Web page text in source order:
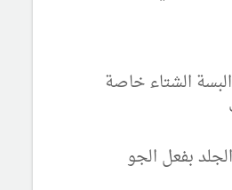
الشتاء خاصة
بفعل الجو